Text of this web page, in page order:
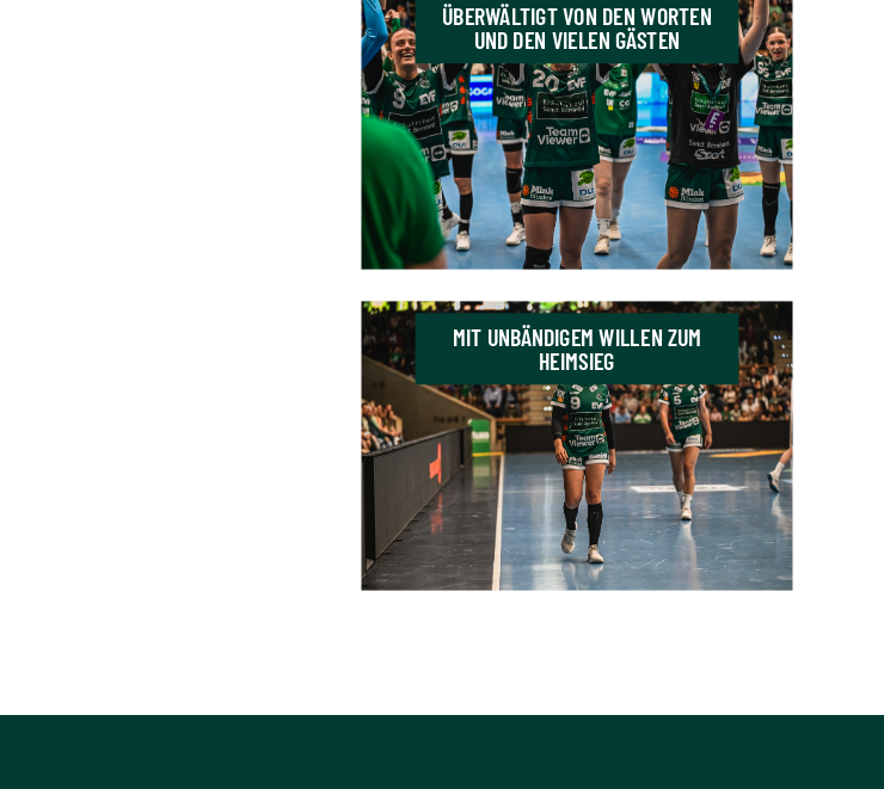
ÜBERWÄLTIGT VON DEN WORTEN
UND DEN VIELEN GÄSTEN
MIT UNBÄNDIGEM WILLEN ZUM
HEIMSIEG